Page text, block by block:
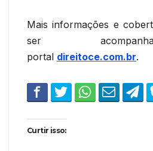
Mais informações e
ser
portal direitoce.com.br.
Curtir isso: